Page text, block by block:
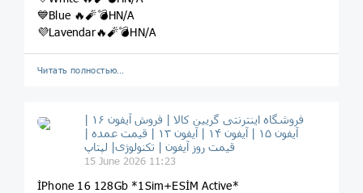
💙Blue 🔥🧨💣HN/A
💜Lavendar🔥🧨💣HN/A
Читать полностью…
فروشگاه اینترنتی گریین کالا | فروش آیفون ۱۶ |
آیفون ۱۵ | آیفون ۱۴ | آیفون ۱۳ | قیمت عمده |
قیمت روز آیفون | تکنولوژی| لپتاپ
15 June 2026 11:23
İPhone 16 128Gb *1Sim+ESİM Active*